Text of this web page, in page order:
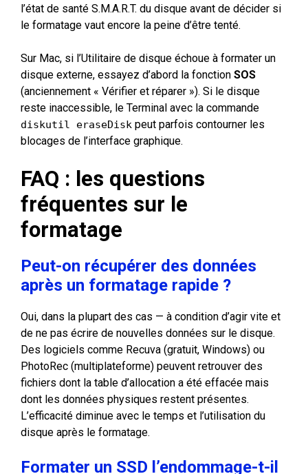
l’état de santé S.M.A.R.T. du disque avant de décider si
le formatage vaut encore la peine d’être tenté.
Sur Mac, si l’Utilitaire de disque échoue à formater un
disque externe, essayez d’abord la fonction SOS
(anciennement « Vérifier et réparer »). Si le disque
reste inaccessible, le Terminal avec la commande
diskutil eraseDisk peut parfois contourner les
blocages de l’interface graphique.
FAQ : les questions
fréquentes sur le
formatage
Peut-on récupérer des données
après un formatage rapide ?
Oui, dans la plupart des cas — à condition d’agir vite et
de ne pas écrire de nouvelles données sur le disque.
Des logiciels comme Recuva (gratuit, Windows) ou
PhotoRec (multiplateforme) peuvent retrouver des
fichiers dont la table d’allocation a été effacée mais
dont les données physiques restent présentes.
L’efficacité diminue avec le temps et l’utilisation du
disque après le formatage.
Formater un SSD l’endommage-t-il